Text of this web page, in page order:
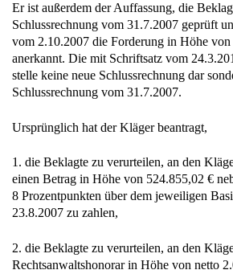
Er ist außerdem der Auffassung, die
Schlussrechnung vom 31.7.2007 geprüft
vom 2.10.2007 die Forderung in Höhe
anerkannt. Die mit Schriftsatz vom
stelle keine neue Schlussrechnung dar
Schlussrechnung vom 31.7.2007.
Ursprünglich hat der Kläger beantragt,
1. die Beklagte zu verurteilen, an den
einen Betrag in Höhe von 524.855,02 €
8 Prozentpunkten über dem jeweiligen
23.8.2007 zu zahlen,
2. die Beklagte zu verurteilen, an den
Rechtsanwaltshonorar in Höhe von netto